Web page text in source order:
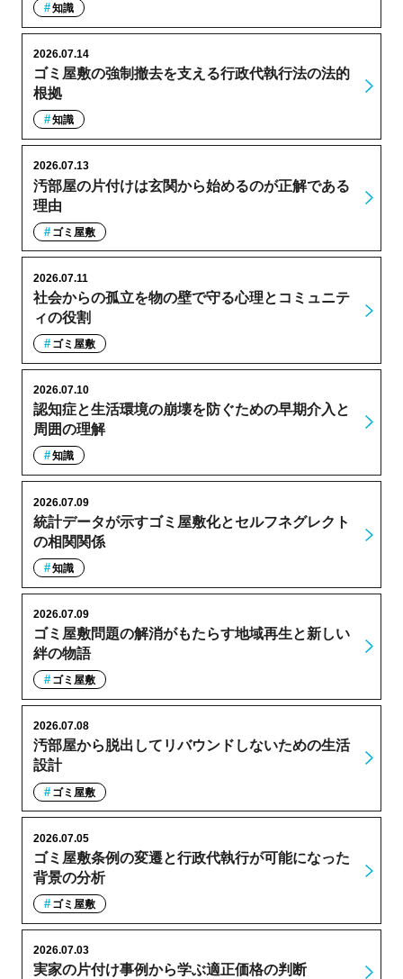
知識
ゴミ屋敷の強制撤去を支える行政代執行法の法的
根拠
2026.07.14
知識
汚部屋の片付けは玄関から始めるのが正解である
理由
2026.07.13
ゴミ屋敷
社会からの孤立を物の壁で守る心理とコミュニテ
ィの役割
2026.07.11
ゴミ屋敷
認知症と生活環境の崩壊を防ぐための早期介入と
周囲の理解
2026.07.10
知識
統計データが示すゴミ屋敷化とセルフネグレクト
の相関関係
2026.07.09
知識
ゴミ屋敷問題の解消がもたらす地域再生と新しい
絆の物語
2026.07.09
ゴミ屋敷
汚部屋から脱出してリバウンドしないための生活
設計
2026.07.08
ゴミ屋敷
ゴミ屋敷条例の変遷と行政代執行が可能になった
背景の分析
2026.07.05
ゴミ屋敷
実家の片付け事例から学ぶ適正価格の判断
2026.07.03